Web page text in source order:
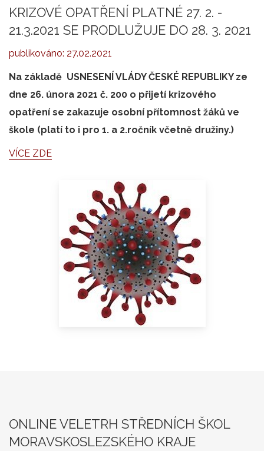
KRIZOVÉ OPATŘENÍ PLATNÉ 27. 2. -
21.3.2021 SE PRODLUŽUJE DO 28. 3. 2021
publikováno: 27.02.2021
Na základě USNESENÍ VLÁDY ČESKÉ REPUBLIKY ze
dne 26. února 2021 č. 200 o přijetí krizového
opatření se zakazuje osobní přítomnost žáků ve
škole (platí to i pro 1. a 2.ročník včetně družiny.)
VÍCE ZDE
ONLINE VELETRH STŘEDNÍCH ŠKOL
MORAVSKOSLEZSKÉHO KRAJE